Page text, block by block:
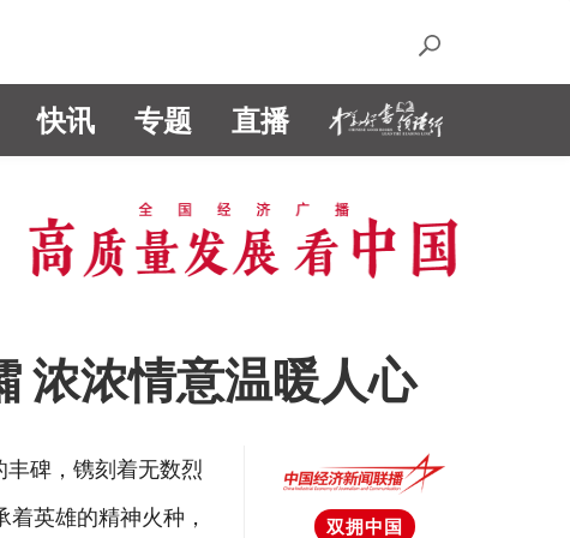
快讯 专题 直播
浓浓情意温暖人心
碑，镌刻着无数烈
英雄的精神火种，
双拥中国